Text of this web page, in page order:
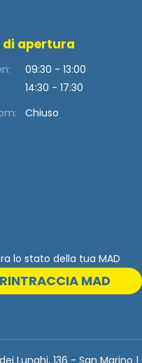
di apertura
09:30 - 13:00
14:30 - 17:30
Chiuso
lo stato della tua MAD
RINTRACCIA MAD
Lunghi, 136 - San Marino |